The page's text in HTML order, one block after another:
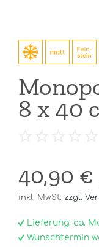
8 x 40
40,90 €
inkl. MwSt. zzgl.
Lieferung: ca.
Wunschtermin